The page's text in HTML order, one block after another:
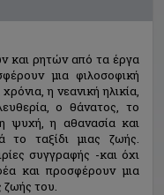
και ρητών από τα έργα
μια φιλοσοφική
η νεανική ηλικία,
ο θάνατος, το
ψυχή, η αθανασία και
ταξίδι μιας ζωής.
συγγραφής -και όχι
και προσφέρουν μια
ζωής του.